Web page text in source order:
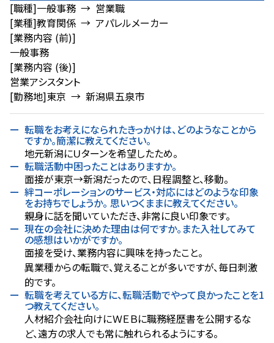
[職種]一般事務 → 営業職
[業種]教育関係 → アパレルメーカー
[業務内容 (前)]
一般事務
[業務内容 (後)]
営業アシスタント
[勤務地]東京 → 新潟県五泉市
転職をお考えになられたきっかけは、どのようなことから
ですか。簡潔に教えてください。
地元新潟にＵターンを希望したため。
転職活動中困ったことはありますか。
面接が東京→新潟だったので、日程調整と、移動。
絆コーポレーションのサービス・対応にはどのような印象
をお持ちでしょうか。 思いつくままに教えてください。
親身に話を聞いていただき、非常に良い印象です。
現在の会社に決めた理由は何ですか。また入社してみて
の感想はいかがですか。
面接を受け、業務内容に興味を持ったこと。
異業種からの転職で、覚えることが多いですが、毎日刺激
的です。
転職を考えている方に、転職活動でやって良かったことを1
つ教えてください。
人材紹介会社向けにＷＥＢに職務経歴書を公開するな
ど、遠方の求人でも常に触れられるようにする。